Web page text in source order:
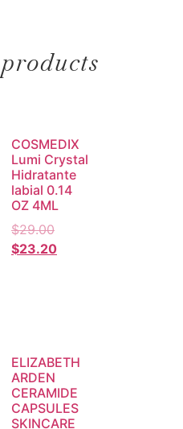
COSMEDIX
Lumi Crystal
Hidratante
labial 0.14
OZ 4ML
$29.00
$23.20
ELIZABETH
ARDEN
CERAMIDE
CAPSULES
SKINCARE